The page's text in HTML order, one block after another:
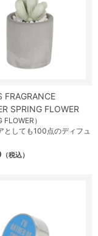
FRAGRANCE
SPRING FLOWER
FLOWER）
としても100点のディフュ
（税込）